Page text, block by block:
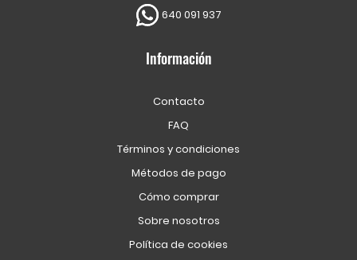
640 091 937
Información
Contacto
FAQ
Términos y condiciones
Métodos de pago
Cómo comprar
Sobre nosotros
Política de cookies